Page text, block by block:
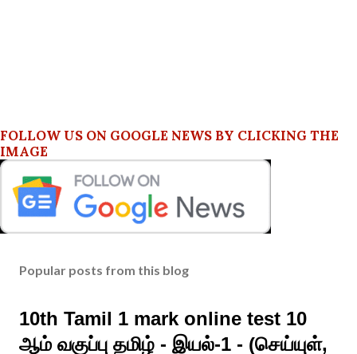
FOLLOW US ON GOOGLE NEWS BY CLICKING THE
IMAGE
Popular posts from this blog
10th Tamil 1 mark online test 10
ஆம் வகுப்பு தமிழ் - இயல்-1 - (செய்யுள்,